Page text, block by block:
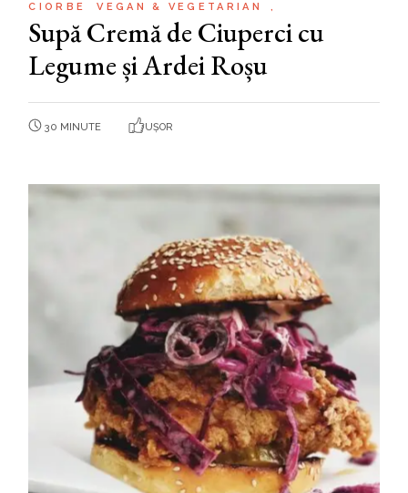
CIORBE
VEGAN & VEGETARIAN
Supă Cremă de Ciuperci cu
Legume și Ardei Roșu
30 MINUTE UȘOR